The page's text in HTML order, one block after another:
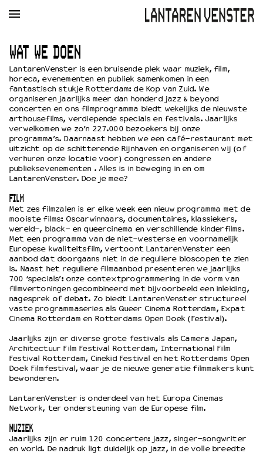
AGENDA FILM MUZIEK
Winkelmandje
Zoek
PLAN JE BEZOEK
Openingstijden & contact
Bereikbaarheid
Kaartverkoop
Schoolvoorstellingen
Filmprogramma’s Primair Onderwijs
Filmprogramma’s VO/MBO
Speciale educatieprogramma’s
OVER LANTARENVENSTER
Wat we doen
Werken bij
Wie is wie
Word vriend
Historie
Partners
Privacyverklaring
Duurzaamheid
Culturele boycot Israël
WAT WE DOEN
LantarenVenster is een bruisende plek waar muziek, film,
horeca, evenementen en publiek samenkomen in een
fantastisch stukje Rotterdam: de Kop van Zuid. We
organiseren jaarlijks meer dan honderd jazz & beyond
concerten en ons filmprogramma biedt wekelijks de nieuwste
arthousefilms, verdiepende specials en festivals. Jaarlijks
verwelkomen we zo’n 227.000 bezoekers bij onze
programma’s. Daarnaast hebben we een café-restaurant met
uitzicht op de schitterende Rijnhaven en organiseren wij (of
verhuren onze locatie voor) congressen en andere
publieksevenementen . Alles is in beweging in en om
LantarenVenster. Doe je mee?
FILM
Met zes filmzalen is er elke week een nieuw programma met de
mooiste films: Oscarwinnaars, documentaires, klassiekers,
wereld-, black- en queercinema en verschillende kinderfilms.
Met een programma van de niet-westerse en voornamelijk
Europese kwaliteitsfilm, vertoont LantarenVenster een
aanbod dat doorgaans niet in de reguliere bioscopen te zien
is. Naast het reguliere filmaanbod presenteren we jaarlijks
700 ‘specials’: onze contextprogrammering in de vorm van
filmvertoningen gecombineerd met bijvoorbeeld een inleiding,
nagesprek of debat. Zo biedt LantarenVenster structureel
vaste programmaseries als Queer Cinema Rotterdam, Expat
Cinema Rotterdam en Rotterdams Open Doek (Festival).
Jaarlijks zijn er diverse grote festivals als Camera Japan,
Architectuur Film Festival Rotterdam, International Film
Festival Rotterdam, Cinekid Festival en het Rotterdams Open
Doek Filmfestival, waar je de nieuwe generatie filmmakers kunt
bewonderen.
LantarenVenster is onderdeel van het Europa Cinemas
Network, ter ondersteuning van de Europese film.
MUZIEK
Jaarlijks zijn er ruim 120 concerten: jazz, singer-songwriter
en world. De nadruk ligt duidelijk op jazz, in de volle breedte